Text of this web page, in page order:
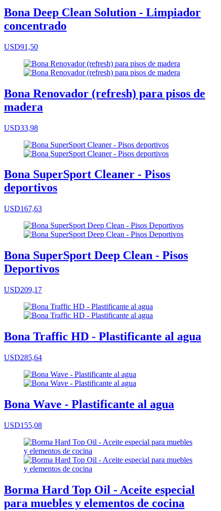
Bona Deep Clean Solution - Limpiador
concentrado
USD91,50
Bona Renovador (refresh) para pisos de
madera
USD33,98
Bona SuperSport Cleaner - Pisos
deportivos
USD167,63
Bona SuperSport Deep Clean - Pisos
Deportivos
USD209,17
Bona Traffic HD - Plastificante al agua
USD285,64
Bona Wave - Plastificante al agua
USD155,08
Borma Hard Top Oil - Aceite especial
para muebles y elementos de cocina